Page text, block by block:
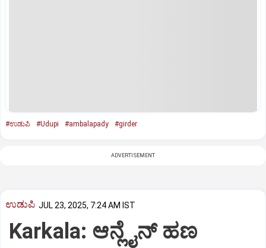
#ಉಡುಪಿ #Udupi #ambalapady #girder
ADVERTISEMENT
ಉಡುಪಿ JUL 23, 2025, 7:24 AM IST
Karkala: ಆನ್ಲೈನ್‌ ಹಣ